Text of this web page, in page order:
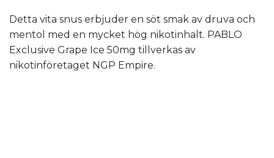
Detta vita snus erbjuder en söt smak av druva och
mentol med en mycket hög nikotinhalt. PABLO
Exclusive Grape Ice 50mg tillverkas av
nikotinföretaget NGP Empire.